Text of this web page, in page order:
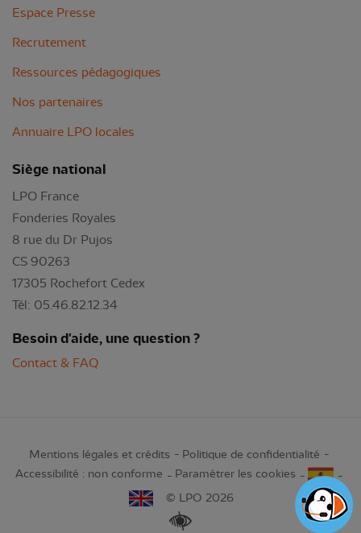
Espace Presse
Recrutement
Ressources pédagogiques
Nos partenaires
Annuaire LPO locales
Siège national
LPO France
Fonderies Royales
8 rue du Dr Pujos
CS 90263
17305 Rochefort Cedex
Tél: 05.46.82.12.34
Besoin d'aide, une question ?
Contact & FAQ
Mentions légales et crédits
Politique de confidentialité
Accessibilité : non conforme
Paramétrer les cookies
© LPO 2026